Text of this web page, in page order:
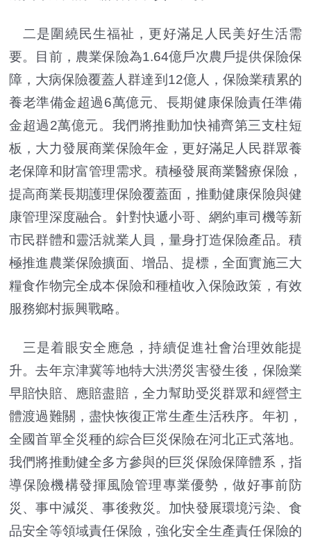
二是圍繞民生福祉，更好滿足人民美好生活需
要。目前，農業保險為1.64億戶次農戶提供保險保
障，大病保險覆蓋人群達到12億人，保險業積累的
養老準備金超過6萬億元、長期健康保險責任準備
金超過2萬億元。我們將推動加快補齊第三支柱短
板，大力發展商業保險年金，更好滿足人民群眾養
老保障和財富管理需求。積極發展商業醫療保險，
提高商業長期護理保險覆蓋面，推動健康保險與健
康管理深度融合。針對快遞小哥、網約車司機等新
市民群體和靈活就業人員，量身打造保險產品。積
極推進農業保險擴面、增品、提標，全面實施三大
糧食作物完全成本保險和種植收入保險政策，有效
服務鄉村振興戰略。
三是着眼安全應急，持續促進社會治理效能提
升。去年京津冀等地特大洪澇災害發生後，保險業
早賠快賠、應賠盡賠，全力幫助受災群眾和經營主
體渡過難關，盡快恢復正常生產生活秩序。年初，
全國首單全災種的綜合巨災保險在河北正式落地。
我們將推動健全多方參與的巨災保險保障體系，指
導保險機構發揮風險管理專業優勢，做好事前防
災、事中減災、事後救災。加快發展環境污染、食
品安全等領域責任保險，強化安全生產責任保險的